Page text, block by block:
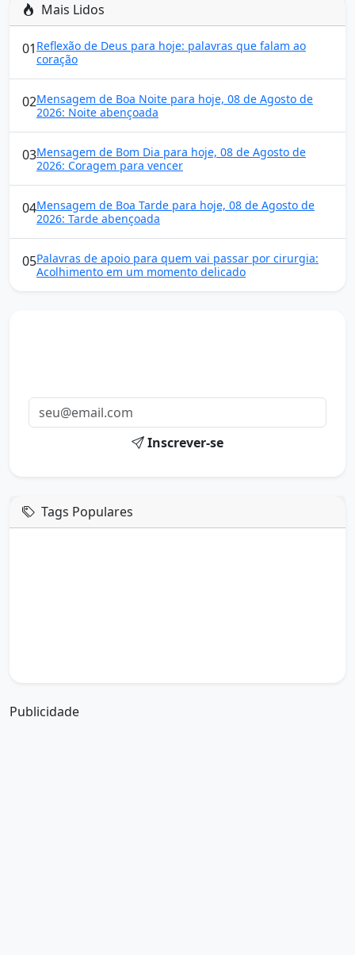
Mais Lidos
01 Reflexão de Deus para hoje: palavras que falam ao
coração
02Mensagem de Boa Noite para hoje, 08 de Agosto de
2026: Noite abençoada
03Mensagem de Bom Dia para hoje, 08 de Agosto de
2026: Coragem para vencer
04Mensagem de Boa Tarde para hoje, 08 de Agosto de
2026: Tarde abençoada
05Palavras de apoio para quem vai passar por cirurgia:
Acolhimento em um momento delicado
Inscrever-se
Tags Populares
Publicidade